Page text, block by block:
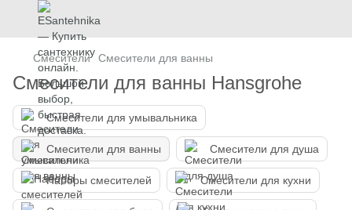
Смесители Смесители для ванны
Смесители для ванны Hansgrohe
Смесители для умывальника
Смесители для ванны Смесители для душа
Наборы смесителей Смесители для кухни